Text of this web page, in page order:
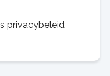
privacybeleid